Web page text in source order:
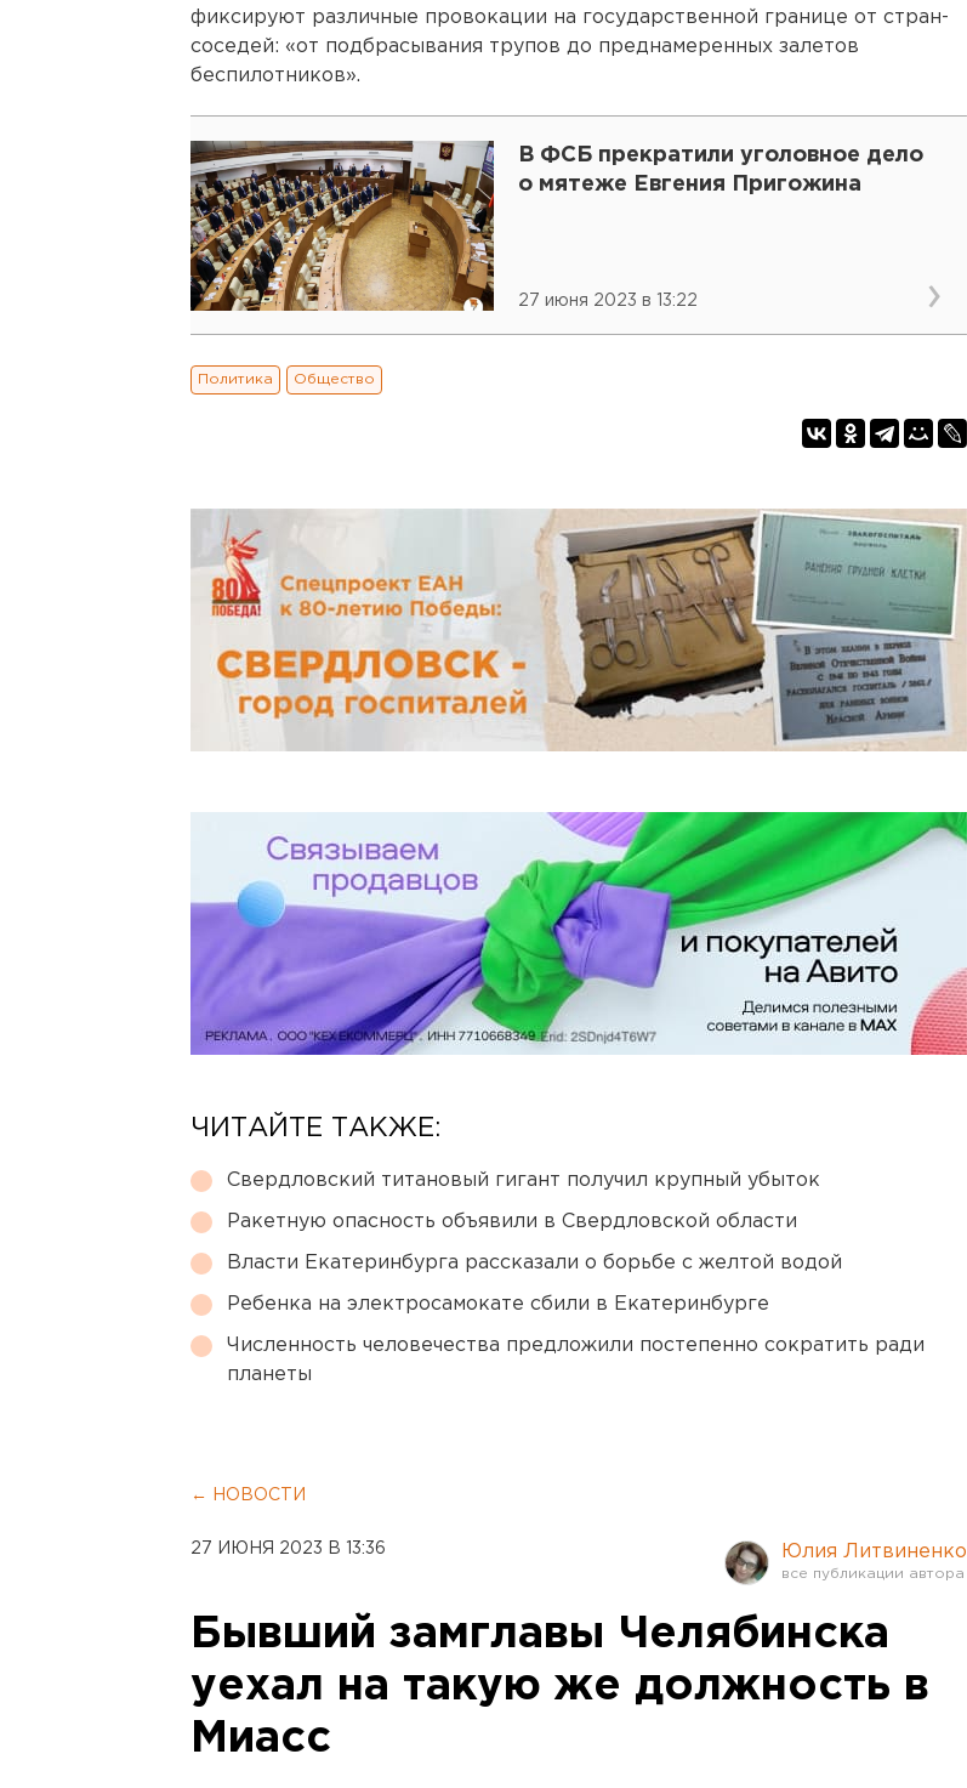
фиксируют различные провокации на государственной границе от стран-
соседей: «от подбрасывания трупов до преднамеренных залетов
беспилотников».
В ФСБ прекратили уголовное дело
о мятеже Евгения Пригожина
27 июня 2023 в 13:22
Политика Общество
ЧИТАЙТЕ ТАКЖЕ:
Свердловский титановый гигант получил крупный убыток
Ракетную опасность объявили в Свердловской области
Власти Екатеринбурга рассказали о борьбе с желтой водой
Ребенка на электросамокате сбили в Екатеринбурге
Численность человечества предложили постепенно сократить ради
планеты
← НОВОСТИ
27 ИЮНЯ 2023 В 13:36 Юлия Литвиненко
Бывший замглавы Челябинска
уехал на такую же должность в
Миасс